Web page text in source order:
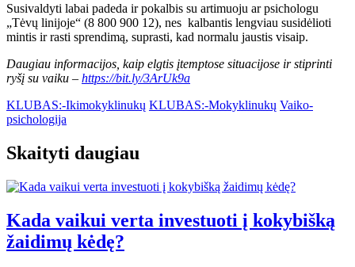
Susivaldyti labai padeda ir pokalbis su artimuoju ar psichologu
„Tėvų linijoje“ (8 800 900 12), nes kalbantis lengviau susidėlioti
mintis ir rasti sprendimą, suprasti, kad normalu jaustis visaip.
Daugiau informacijos, kaip elgtis įtemptose situacijose ir stiprinti
ryšį su vaiku – https://bit.ly/3ArUk9a
KLUBAS:-Ikimokyklinukų KLUBAS:-Mokyklinukų Vaiko-
psichologija
Skaityti daugiau
Kada vaikui verta investuoti į kokybišką
žaidimų kėdę?